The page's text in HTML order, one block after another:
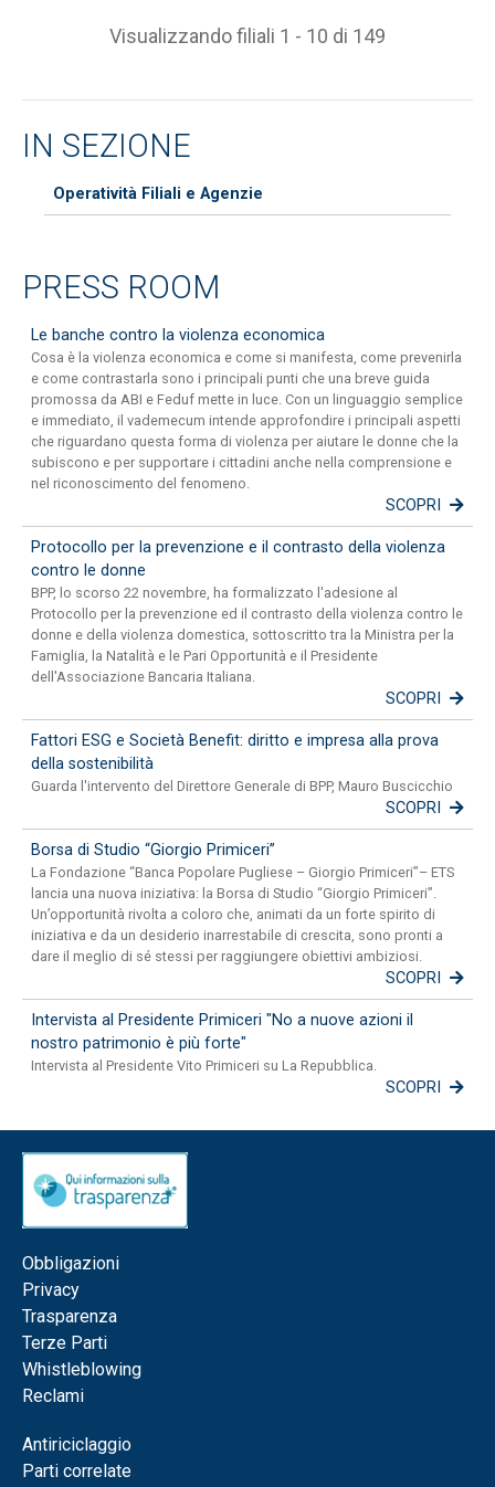
Visualizzando filiali 1 - 10 di 149
IN SEZIONE
Operatività Filiali e Agenzie
PRESS ROOM
Le banche contro la violenza economica
Cosa è la violenza economica e come si manifesta, come prevenirla
e come contrastarla sono i principali punti che una breve guida
promossa da ABI e Feduf mette in luce. Con un linguaggio semplice
e immediato, il vademecum intende approfondire i principali aspetti
che riguardano questa forma di violenza per aiutare le donne che la
subiscono e per supportare i cittadini anche nella comprensione e
nel riconoscimento del fenomeno.
SCOPRI
Protocollo per la prevenzione e il contrasto della violenza
contro le donne
BPP, lo scorso 22 novembre, ha formalizzato l'adesione al
Protocollo per la prevenzione ed il contrasto della violenza contro le
donne e della violenza domestica, sottoscritto tra la Ministra per la
Famiglia, la Natalità e le Pari Opportunità e il Presidente
dell'Associazione Bancaria Italiana.
SCOPRI
Fattori ESG e Società Benefit: diritto e impresa alla prova
della sostenibilità
Guarda l'intervento del Direttore Generale di BPP, Mauro Buscicchio
SCOPRI
Borsa di Studio “Giorgio Primiceri”
La Fondazione “Banca Popolare Pugliese – Giorgio Primiceri”– ETS
lancia una nuova iniziativa: la Borsa di Studio “Giorgio Primiceri”.
Un’opportunità rivolta a coloro che, animati da un forte spirito di
iniziativa e da un desiderio inarrestabile di crescita, sono pronti a
dare il meglio di sé stessi per raggiungere obiettivi ambiziosi.
SCOPRI
Intervista al Presidente Primiceri "No a nuove azioni il
nostro patrimonio è più forte"
Intervista al Presidente Vito Primiceri su La Repubblica.
SCOPRI
Obbligazioni
Privacy
Trasparenza
Terze Parti
Whistleblowing
Reclami
Antiriciclaggio
Parti correlate